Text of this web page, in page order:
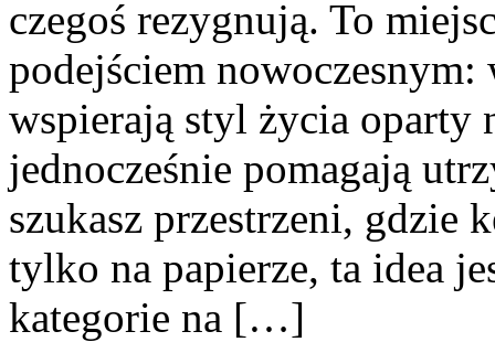
czegoś rezygnują. To
podejściem
wspierają styl życia oparty
jednocześnie pomagają
szukasz przestrzeni, gdzie
tylko na papierze, ta idea
kategorie na […]